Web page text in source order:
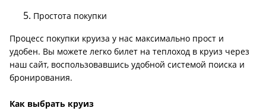
Простота покупки
Процесс покупки круиза у нас максимально прост и
удобен. Вы можете легко билет на теплоход в круиз через
наш сайт, воспользовавшись удобной системой поиска и
бронирования.
Как выбрать круиз